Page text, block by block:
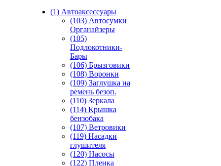
(1) Автоаксессуары
(103) Автосумки
Органайзеры
(105)
Подлокотники-
Бары
(106) Брызговики
(108) Воронки
(109) Заглушка на
ремень безоп.
(110) Зеркала
(114) Крышка
бензобака
(107) Ветровики
(119) Насадки
глушителя
(120) Насосы
(122) Пленка